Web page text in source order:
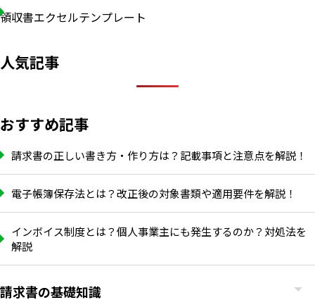
領収書エクセルテンプレート
人気記事
おすすめ記事
請求書の正しい書き方・作り方は？記載事項と注意点を解説！
電子帳簿保存法とは？改正後の対象書類や適用要件を解説！
インボイス制度とは？個人事業主にも発生するのか？対処法を
解説
請求書の基礎知識